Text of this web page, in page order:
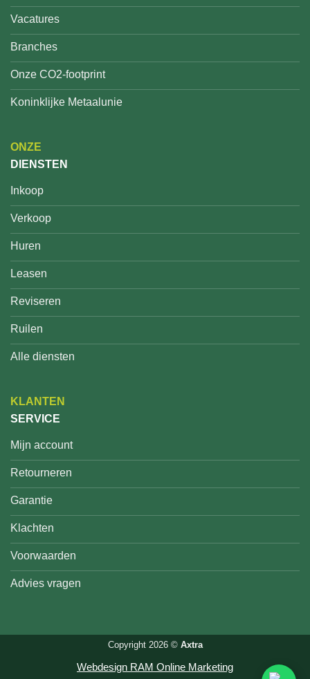
Vacatures
Branches
Onze CO2-footprint
Koninklijke Metaalunie
ONZE
DIENSTEN
Inkoop
Verkoop
Huren
Leasen
Reviseren
Ruilen
Alle diensten
KLANTEN
SERVICE
Mijn account
Retourneren
Garantie
Klachten
Voorwaarden
Advies vragen
Copyright 2026 © Axtra
Webdesign RAM Online Marketing